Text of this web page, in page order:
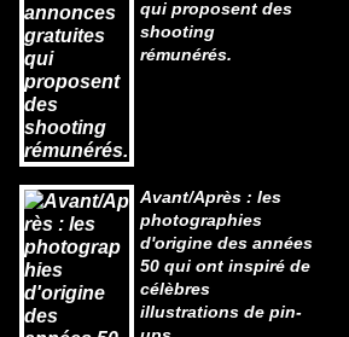
qui proposent des
shooting
rémunérés.
Avant/Après : les
photographies
d'origine des années
50 qui ont inspiré de
célèbres
illustrations de pin-